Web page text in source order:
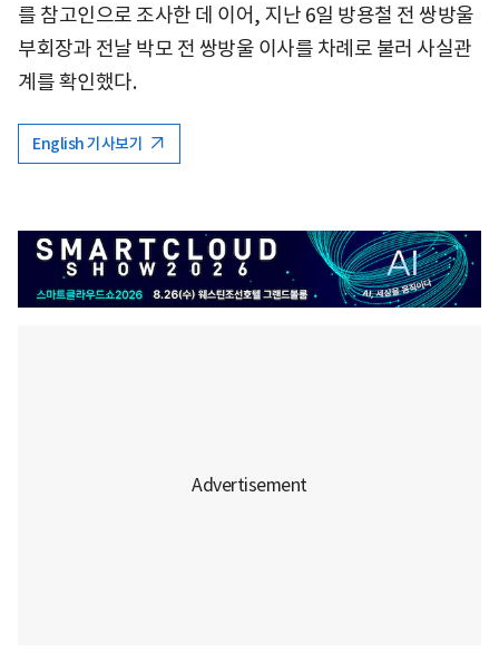
를 참고인으로 조사한 데 이어, 지난 6일 방용철 전 쌍방울
부회장과 전날 박모 전 쌍방울 이사를 차례로 불러 사실관
계를 확인했다.
English 기사보기